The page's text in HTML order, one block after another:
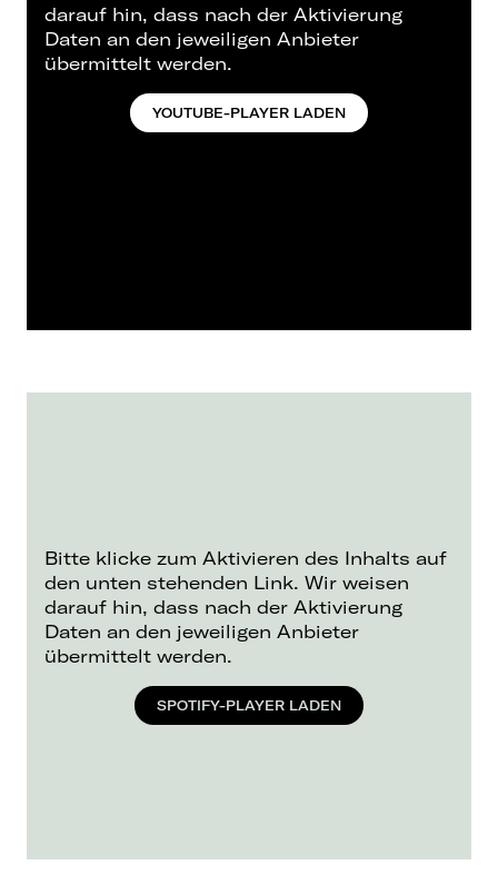
darauf hin, dass nach der Aktivierung
Daten an den jeweiligen Anbieter
übermittelt werden.
YOUTUBE-PLAYER LADEN
Bitte klicke zum Aktivieren des Inhalts auf
den unten stehenden Link. Wir weisen
darauf hin, dass nach der Aktivierung
Daten an den jeweiligen Anbieter
übermittelt werden.
SPOTIFY-PLAYER LADEN